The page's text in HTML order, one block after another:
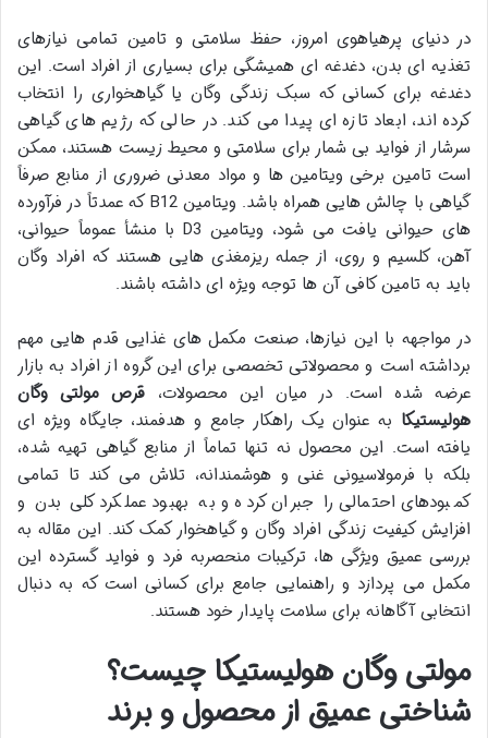
در دنیای پرهیاهوی امروز، حفظ سلامتی و تامین تمامی نیازهای
تغذیه ای بدن، دغدغه ای همیشگی برای بسیاری از افراد است. این
دغدغه برای کسانی که سبک زندگی وگان یا گیاهخواری را انتخاب
کرده اند، ابعاد تازه ای پیدا می کند. در حالی که رژیم های گیاهی
سرشار از فواید بی شمار برای سلامتی و محیط زیست هستند، ممکن
است تامین برخی ویتامین ها و مواد معدنی ضروری از منابع صرفاً
گیاهی با چالش هایی همراه باشد. ویتامین B12 که عمدتاً در فرآورده
های حیوانی یافت می شود، ویتامین D3 با منشأ عموماً حیوانی،
آهن، کلسیم و روی، از جمله ریزمغذی هایی هستند که افراد وگان
باید به تامین کافی آن ها توجه ویژه ای داشته باشند.
در مواجهه با این نیازها، صنعت مکمل های غذایی قدم هایی مهم
برداشته است و محصولاتی تخصصی برای این گروه از افراد به بازار
عرضه شده است. در میان این محصولات، قرص مولتی وگان
هولیستیکا به عنوان یک راهکار جامع و هدفمند، جایگاه ویژه ای
یافته است. این محصول نه تنها تماماً از منابع گیاهی تهیه شده،
بلکه با فرمولاسیونی غنی و هوشمندانه، تلاش می کند تا تمامی
کمبودهای احتمالی را جبران کرده و به بهبود عملکرد کلی بدن و
افزایش کیفیت زندگی افراد وگان و گیاهخوار کمک کند. این مقاله به
بررسی عمیق ویژگی ها، ترکیبات منحصربه فرد و فواید گسترده این
مکمل می پردازد و راهنمایی جامع برای کسانی است که به دنبال
انتخابی آگاهانه برای سلامت پایدار خود هستند.
مولتی وگان هولیستیکا چیست؟
شناختی عمیق از محصول و برند